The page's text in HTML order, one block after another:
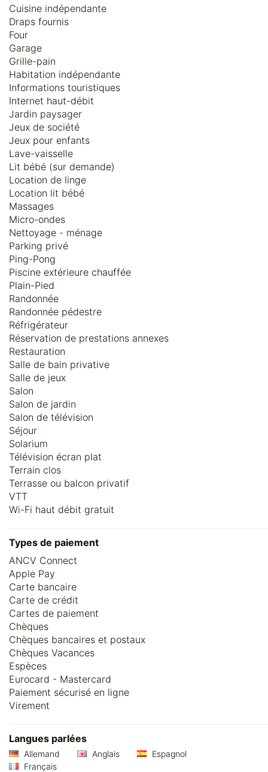
Cuisine indépendante
Draps fournis
Four
Garage
Grille-pain
Habitation indépendante
Informations touristiques
Internet haut-débit
Jardin paysager
Jeux de société
Jeux pour enfants
Lave-vaisselle
Lit bébé (sur demande)
Location de linge
Location lit bébé
Massages
Micro-ondes
Nettoyage - ménage
Parking privé
Ping-Pong
Piscine extérieure chauffée
Plain-Pied
Randonnée
Randonnée pédestre
Réfrigérateur
Réservation de prestations annexes
Restauration
Salle de bain privative
Salle de jeux
Salon
Salon de jardin
Salon de télévision
Séjour
Solarium
Télévision écran plat
Terrain clos
Terrasse ou balcon privatif
VTT
Wi-Fi haut débit gratuit
Types de paiement
ANCV Connect
Apple Pay
Carte bancaire
Carte de crédit
Cartes de paiement
Chèques
Chèques bancaires et postaux
Chèques Vacances
Espèces
Eurocard - Mastercard
Paiement sécurisé en ligne
Virement
Langues parlées
Allemand Anglais
Espagnol
Français